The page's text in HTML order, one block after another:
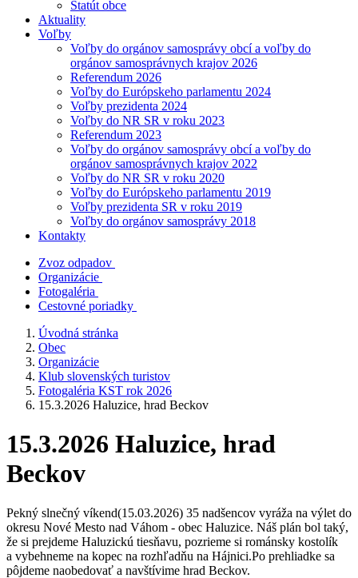
Štatút obce
Aktuality
Voľby
Voľby do orgánov samosprávy obcí a voľby do
orgánov samosprávnych krajov 2026
Referendum 2026
Voľby do Európskeho parlamentu 2024
Voľby prezidenta 2024
Voľby do NR SR v roku 2023
Referendum 2023
Voľby do orgánov samosprávy obcí a voľby do
orgánov samosprávnych krajov 2022
Voľby do NR SR v roku 2020
Voľby do Európskeho parlamentu 2019
Voľby prezidenta SR v roku 2019
Voľby do orgánov samosprávy 2018
Kontakty
Zvoz odpadov
Organizácie
Fotogaléria
Cestovné poriadky
Úvodná stránka
Obec
Organizácie
Klub slovenských turistov
Fotogaléria KST rok 2026
15.3.2026 Haluzice, hrad Beckov
15.3.2026 Haluzice, hrad
Beckov
Pekný slnečný víkend(15.03.2026) 35 nadšencov vyráža na výlet do
okresu Nové Mesto nad Váhom - obec Haluzice. Náš plán bol taký,
že si prejdeme Haluzickú tiesňavu, pozrieme si románsky kostolík
a vybehneme na kopec na rozhľadňu na Hájnici.Po prehliadke sa
pôjdeme naobedovať a navštívime hrad Beckov.